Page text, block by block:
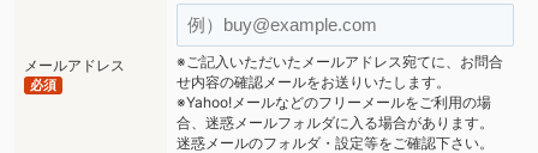
メールアドレス
必須
※ご記入いただいたメールアドレス宛てに、お問合
せ内容の確認メールをお送りいたします。
※Yahoo!メールなどのフリーメールをご利用の場
合、迷惑メールフォルダに入る場合があります。
迷惑メールのフォルダ・設定等をご確認下さい。